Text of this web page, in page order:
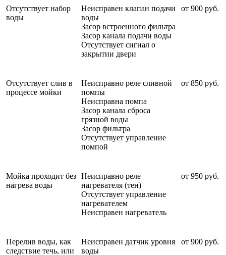
Отсутствует набор
воды
Неисправен клапан подачи
воды
Засор встроенного фильтра
Засор канала подачи воды
Отсутствует сигнал о
закрытии двери
от 900 руб.
Отсутствует слив в
процессе мойки
Неисправно реле сливной
помпы
Неисправна помпа
Засор канала сброса
грязной воды
Засор фильтра
Отсутствует управление
помпой
от 850 руб.
Мойка проходит без
нагрева воды
Неисправно реле
нагревателя (тен)
Отсутствует управление
нагревателем
Неисправен нагреватель
от 950 руб.
Перелив воды, как
следствие течь, или
Неисправен датчик уровня
воды
от 900 руб.